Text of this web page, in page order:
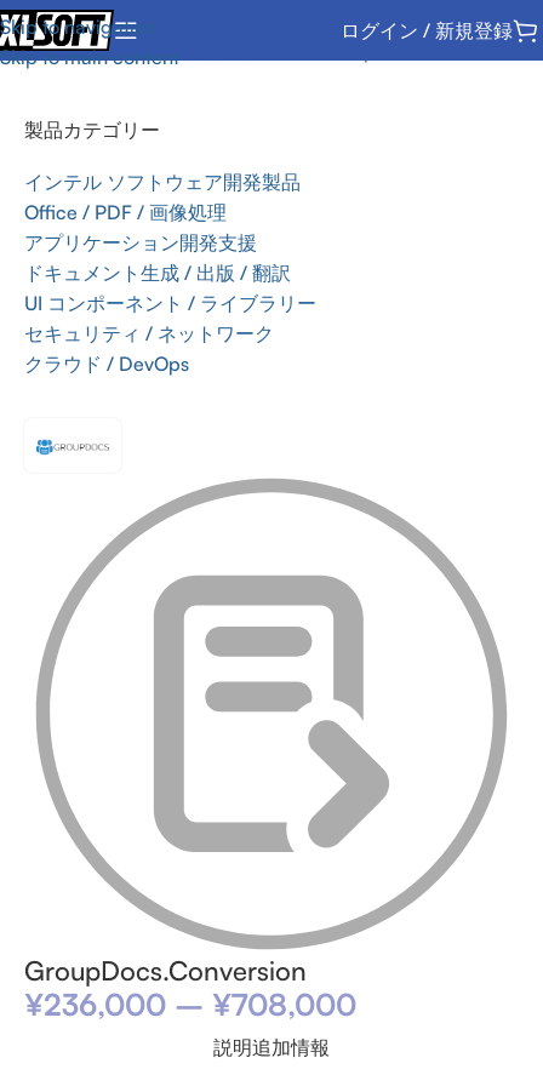
Skip to navigation
Skip to main content
ログイン / 新規登録
ホーム/Office / PDF / 画像処理
製品カテゴリー
インテル ソフトウェア開発製品
Office / PDF / 画像処理
アプリケーション開発支援
ドキュメント生成 / 出版 / 翻訳
UI コンポーネント / ライブラリー
セキュリティ / ネットワーク
クラウド / DevOps
GroupDocs.Conversion
¥236,000 – ¥708,000
説明追加情報